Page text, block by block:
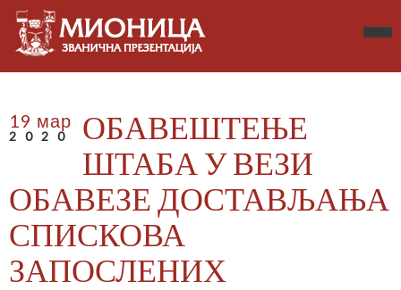
19 мар
2020
ОБАВЕШТЕЊЕ
ШТАБА У ВЕЗИ
ОБАВЕЗЕ ДОСТАВЉАЊА
СПИСКОВА
ЗАПОСЛЕНИХ